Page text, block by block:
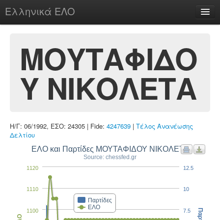
Ελληνικά ΕΛΟ
chesstu.be @ discord
ΜΟΥΤΑΦΙΔΟ
Υ ΝΙΚΟΛΕΤΑ
Η/Γ: 06/1992, ΕΣΟ: 24305 | Fide: 4247639 | Τέλος Ανανέωσης
Δελτίου
ΕΛΟ και Παρτίδες ΜΟΥΤΑΦΙΔΟΥ ΝΙΚΟΛΕΤΑ
Source: chessfed.gr
Παρτίδες
ΕΛΟ
1100
1110
1120
10
7.5
12.5